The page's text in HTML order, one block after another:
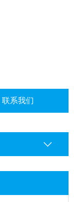
联系我们